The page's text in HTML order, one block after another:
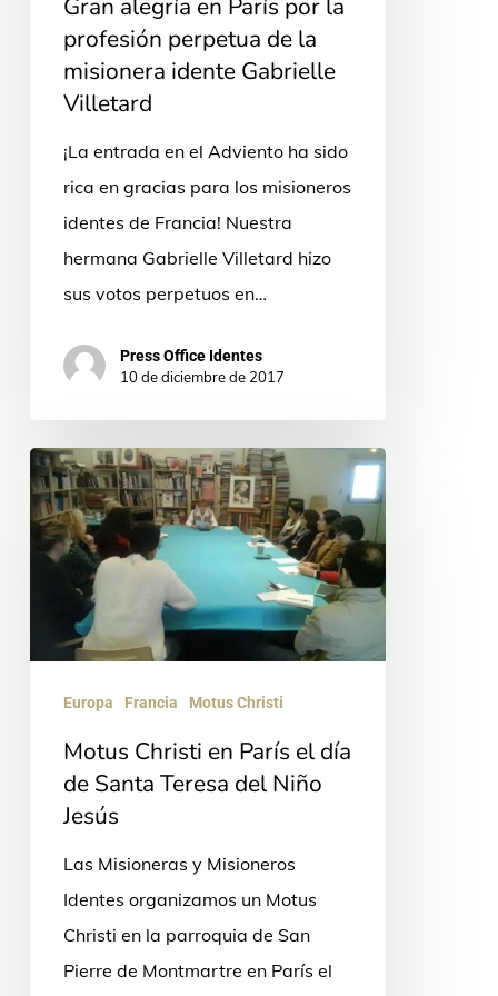
profesión perpetua de la
misionera idente Gabrielle
Villetard
¡La entrada en el Adviento ha sido
rica en gracias para los misioneros
identes de Francia! Nuestra
hermana Gabrielle Villetard hizo
sus votos perpetuos en…
Press Office Identes
10 de diciembre de 2017
Motus
Christi
en
París
Santa
Teresa
Niño
Jesús
Europa Francia Motus Christi
Motus Christi en París el día
de Santa Teresa del Niño
Jesús
Las Misioneras y Misioneros
Identes organizamos un Motus
Christi en la parroquia de San
Pierre de Montmartre en París el